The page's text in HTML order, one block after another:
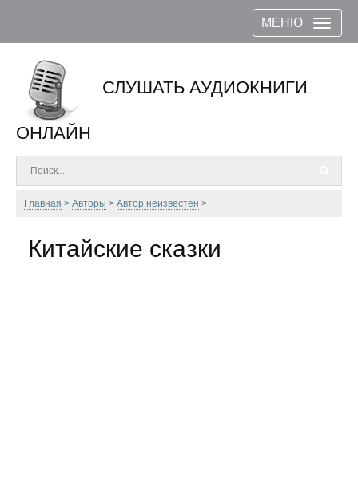
МЕНЮ
СЛУШАТЬ АУДИОКНИГИ
ОНЛАЙН
Главная Авторы Автор неизвестен
Китайские сказки